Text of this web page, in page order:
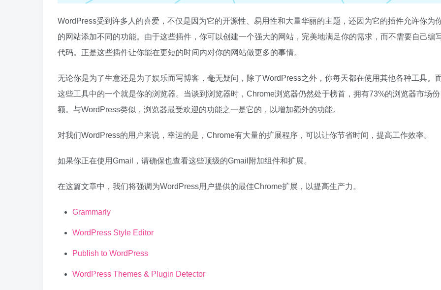
WordPress受到许多人的喜爱，不仅是因为它的开源性、易用性和大量华丽的主题，还因为它的插件允许你为
的网站添加不同的功能。由于这些插件，你可以创建一个强大的网站，完美地满足你的需求，而不需要自己编
代码。正是这些插件让你能在更短的时间内对你的网站做更多的事情。
无论你是为了生意还是为了娱乐而写博客，毫无疑问，除了WordPress之外，你每天都在使用其他各种工具。
这些工具中的一个就是你的浏览器。当谈到浏览器时，Chrome浏览器仍然处于榜首，拥有73%的浏览器市场份
额。与WordPress类似，浏览器最受欢迎的功能之一是它的，以增加额外的功能。
对我们WordPress的用户来说，幸运的是，Chrome有大量的扩展程序，可以让你节省时间，提高工作效率。
如果你正在使用Gmail，请确保也查看这些顶级的Gmail附加组件和扩展。
在这篇文章中，我们将强调为WordPress用户提供的最佳Chrome扩展，以提高生产力。
Grammarly
WordPress Style Editor
Publish to WordPress
WordPress Themes & Plugin Detector